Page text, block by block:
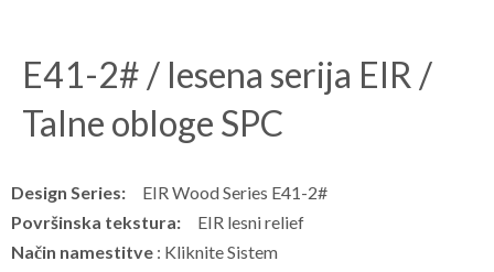
E41-2# / lesena serija EIR /
Talne obloge SPC
Design Series:
EIR Wood Series E41-2#
Površinska tekstura:
EIR lesni relief
Način namestitve : Kliknite Sistem